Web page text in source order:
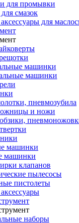
для промывки
смазок
для
машинки
машинки
пневмозубила
и ножи
машинки
машинки
клапанов
пылесосы
пистолеты
наборы